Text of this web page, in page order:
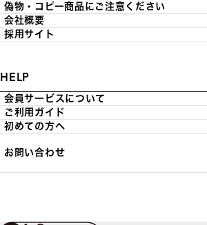
偽物・コピー商品にご注意ください
会社概要
採用サイト
HELP
会員サービスについて
ご利用ガイド
初めての方へ
お問い合わせ